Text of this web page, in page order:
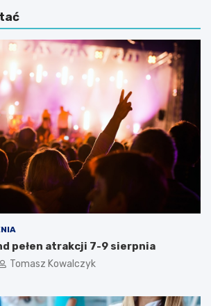
pełen atrakcji 7-9 sierpnia
Tomasz Kowalczyk